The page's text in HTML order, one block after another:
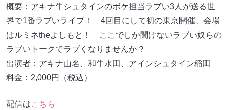
概要：アキナ牛シュタインのボケ担当ラブい3人が送る世
界で1番ラブいライブ！ 4回目にして初の東京開催、会場
はルミネtheよしもと！ ここでしか聞けないラブい奴らの
ラブいトークでラブくなりませんか？
出演者：アキナ山名、和牛水田、アインシュタイン稲田
料金：2,000円（税込）
配信はこちら